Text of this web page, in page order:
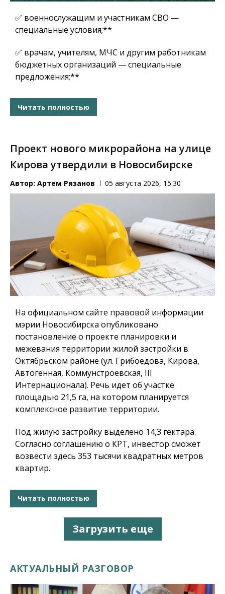
✅ военнослужащим и участникам СВО —
специальные условия;**
✅ врачам, учителям, МЧС и другим работникам
бюджетных организаций — специальные
предложения;**
Читать полностью
Проект нового микрорайона на улице
Кирова утвердили в Новосибирске
Автор: Артем Рязанов 05 августа 2026, 15:30
На официальном сайте правовой информации
мэрии Новосибирска опубликовано
постановление о проекте планировки и
межевания территории жилой застройки в
Октябрьском районе (ул. Грибоедова, Кирова,
Автогенная, Коммунстроевская, III
Интернационала). Речь идет об участке
площадью 21,5 га, на котором планируется
комплексное развитие территории.
Под жилую застройку выделено 14,3 гектара.
Согласно соглашению о КРТ, инвестор сможет
возвести здесь 353 тысячи квадратных метров
квартир.
Читать полностью
Загрузить еще
АКТУАЛЬНЫЙ РАЗГОВОР